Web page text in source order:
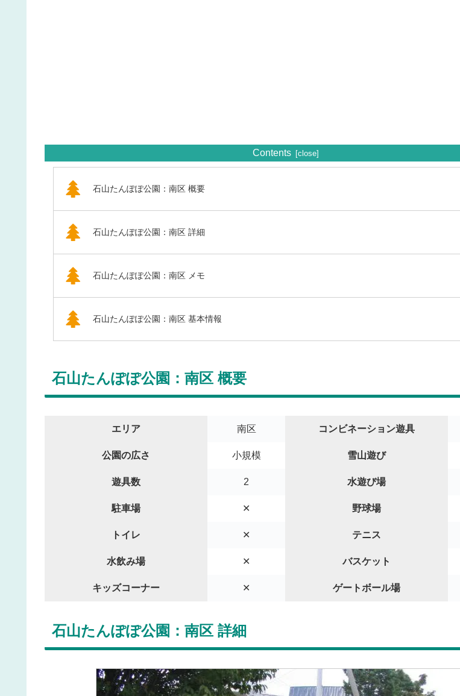
Contents
石山たんぽぽ公園：南区 概要
石山たんぽぽ公園：南区 詳細
石山たんぽぽ公園：南区 メモ
石山たんぽぽ公園：南区 基本情報
石山たんぽぽ公園：南区 概要
エリア 南区 コンビネーション遊具
公園の広さ 小規模 雪山遊び
遊具数 2 水遊び場
駐車場 ✕ 野球場
トイレ ✕ テニス
水飲み場 ✕ バスケット
キッズコーナー ✕ ゲートボール場
石山たんぽぽ公園：南区 詳細